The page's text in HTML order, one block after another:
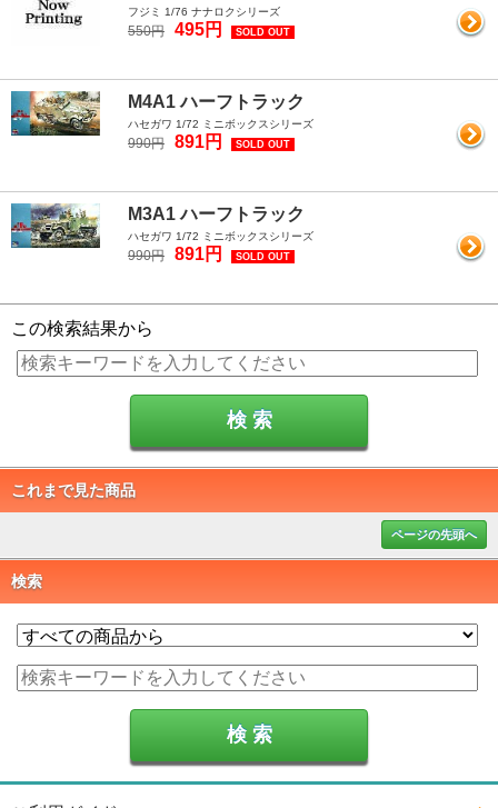
フジミ 1/76 ナナロクシリーズ
550円 495円 SOLD OUT
M4A1 ハーフトラック
ハセガワ 1/72 ミニボックスシリーズ
990円 891円 SOLD OUT
M3A1 ハーフトラック
ハセガワ 1/72 ミニボックスシリーズ
990円 891円 SOLD OUT
この検索結果から
これまで見た商品
ページの先頭へ
検索